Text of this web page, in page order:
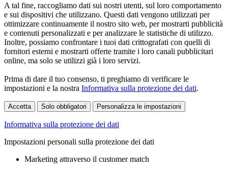
A tal fine, raccogliamo dati sui nostri utenti, sul loro comportamento
e sui dispositivi che utilizzano. Questi dati vengono utilizzati per
ottimizzare continuamente il nostro sito web, per mostrarti pubblicità
e contenuti personalizzati e per analizzare le statistiche di utilizzo.
Inoltre, possiamo confrontare i tuoi dati crittografati con quelli di
fornitori esterni e mostrarti offerte tramite i loro canali pubblicitari
online, ma solo se utilizzi già i loro servizi.
Prima di dare il tuo consenso, ti preghiamo di verificare le
impostazioni e la nostra Informativa sulla protezione dei dati.
Accetta Solo obbligatori Personalizza le impostazioni
Informativa sulla protezione dei dati
Impostazioni personali sulla protezione dei dati
Marketing attraverso il customer match